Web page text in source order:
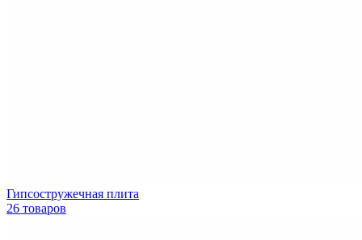
Гипсостружечная плита
26 товаров